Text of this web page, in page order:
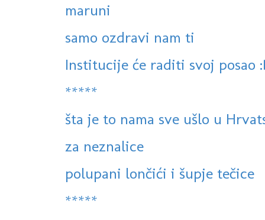
maruni
samo ozdravi nam ti
Institucije će raditi svoj posao
*****
šta je to nama sve ušlo u
za neznalice
polupani lončići i šupje tečice
*****